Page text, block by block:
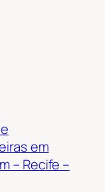
em
– Recife –